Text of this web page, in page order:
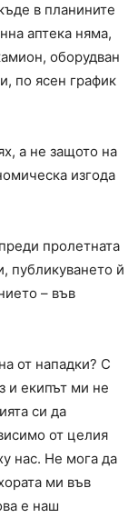
в планините
аптека няма,
оборудван
по ясен график
а не защото на
изгода
пролетната
публикуването й
– във
от нападки? С
и екипът ми не
си да
от целия
нас. Не мога да
ми във
е наш